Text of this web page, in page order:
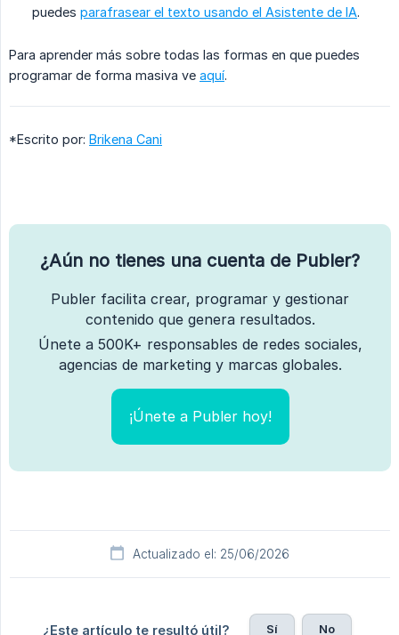
puedes parafrasear el texto usando el Asistente de IA.
Para aprender más sobre todas las formas en que puedes
programar de forma masiva ve aquí.
*Escrito por: Brikena Cani
¿Aún no tienes una cuenta de Publer?
Publer facilita crear, programar y gestionar
contenido que genera resultados.
Únete a 500K+ responsables de redes sociales,
agencias de marketing y marcas globales.
¡Únete a Publer hoy!
Actualizado el: 25/06/2026
¿Este artículo te resultó útil? Sí No